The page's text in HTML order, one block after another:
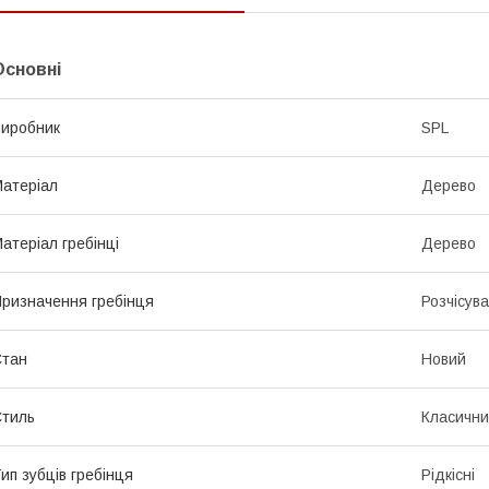
SPL
Дерево
гребінці Дерево
гребінця
Новий
зубців гребінця Рідкісні